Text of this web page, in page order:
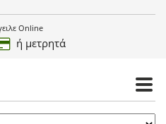
Online
ή μετρητά